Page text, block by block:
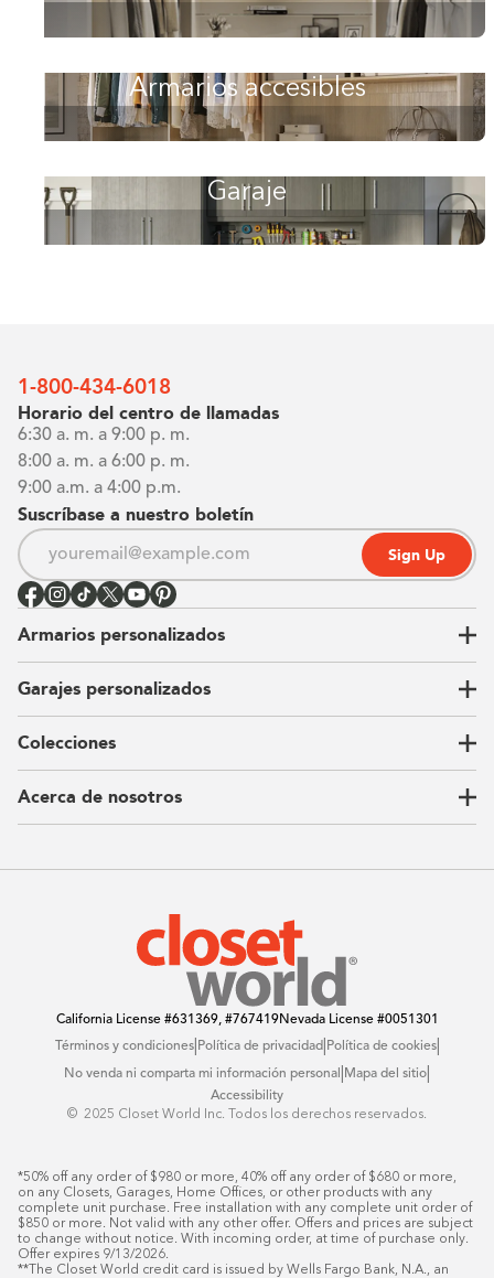
Armarios accesibles
Garaje
1-800-434-6018
Horario del centro de llamadas
6:30 a. m. a 9:00 p. m.
8:00 a. m. a 6:00 p. m.
9:00 a.m. a 4:00 p.m.
Suscríbase a nuestro boletín
Sign Up
Armarios personalizados
Vestidores
Armarios de pared
Guardarropas
Armarios para niños
Garajes personalizados
Nuestra historia
Our Process
Carta del CEO
Sostenibilidad
Colecciones
Ubicaciones
Contacto
Acerca de nosotros
California License#631369, #767419Nevada License#0051301
Términos y condiciones| Política de privacidad| Política de cookies|
No venda ni comparta mi información personal Mapa del sitio
Accessibility
© ️ 2025 Closet World Inc. Todos los derechos reservados.
*50% off any order of $980 or more, 40% off any order of $680 or more,
on any Closets, Garages, Home Offices, or other products with any
complete unit purchase. Free installation with any complete unit order of
$850 or more. Not valid with any other offer. Offers and prices are subject
to change without notice. With incoming order, at time of purchase only.
Offer expires 9/13/2026.
**The Closet World credit card is issued by Wells Fargo Bank, N.A., an